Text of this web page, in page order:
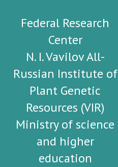
Federal Research
Center
N. I. Vavilov All-
Russian Institute of
Plant Genetic
Resources (VIR)
Ministry of science
and higher
education